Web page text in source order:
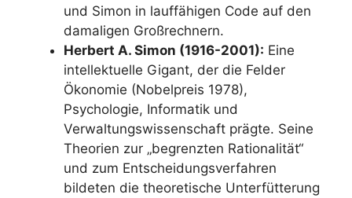
und Simon in lauffähigen Code auf den
damaligen Großrechnern.
Herbert A. Simon (1916-2001): Eine
intellektuelle Gigant, der die Felder
Ökonomie (Nobelpreis 1978),
Psychologie, Informatik und
Verwaltungswissenschaft prägte. Seine
Theorien zur „begrenzten Rationalität“
und zum Entscheidungsverfahren
bildeten die theoretische Unterfütterung